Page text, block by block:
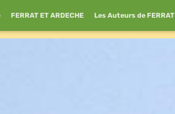
FERRAT ET ARDECHE Les Auteurs de FERRAT